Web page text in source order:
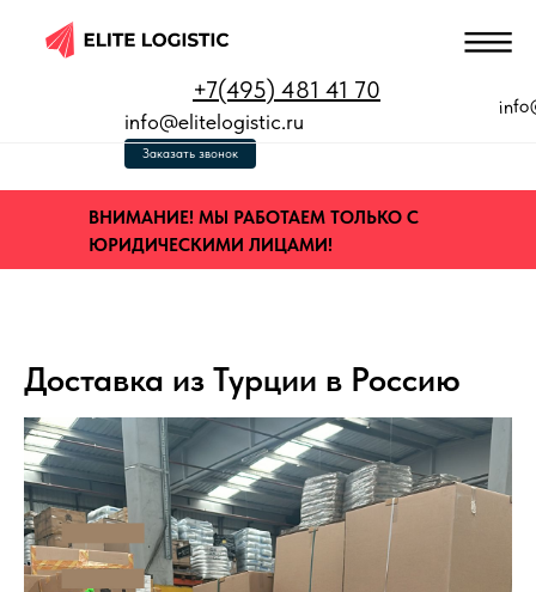
+7(495) 481 41 70
Заказать звонок
ВНИМАНИЕ! МЫ РАБОТАЕМ ТОЛЬКО С
ЮРИДИЧЕСКИМИ ЛИЦАМИ!
info@elitelogistic.ru
Доставка из Турции в Россию